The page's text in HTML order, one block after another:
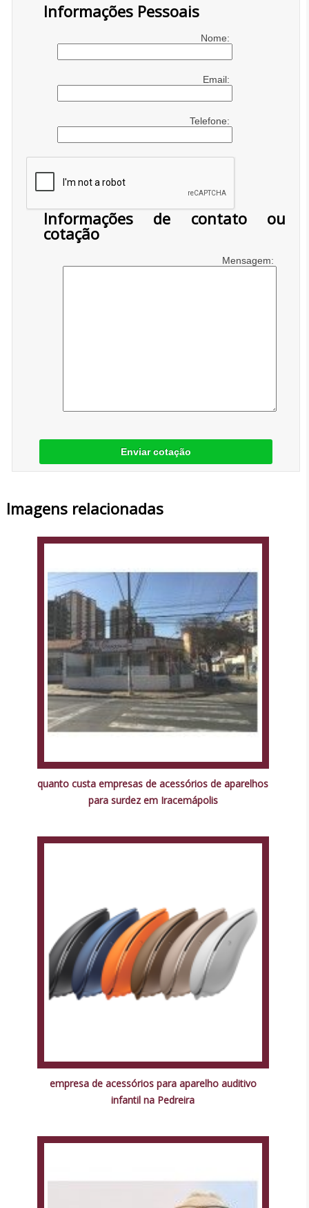
Informações Pessoais
Nome:
Email:
Telefone:
Informações de contato ou
cotação
Mensagem:
Enviar cotação
Imagens relacionadas
quanto custa empresas de acessórios de aparelhos
para surdez em Iracemápolis
empresa de acessórios para aparelho auditivo
infantil na Pedreira